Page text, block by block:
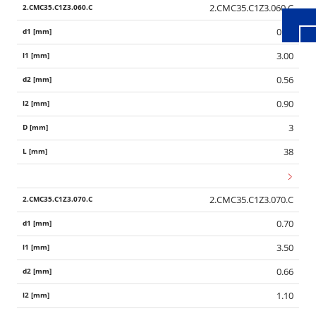
2.CMC35.C1Z3.060.C
0.60
3.00
0.56
0.90
3
38
2.CMC35.C1Z3.070.C
0.70
3.50
0.66
1.10